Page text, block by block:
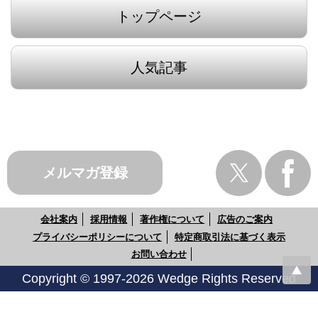
トップページ
人気記事
メルマガ登録
会社案内 採用情報 著作権について
広告のご案内
プライバシーポリシーについて
特定商取引法に基づく表示
お問い合わせ
Copyright © 1997-2026 Wedge Rights Reserved